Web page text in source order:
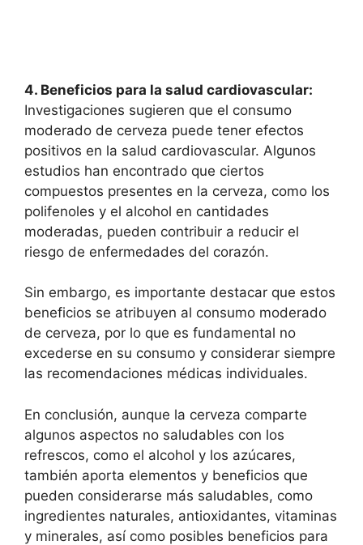
4. Beneficios para la salud cardiovascular:
Investigaciones sugieren que el consumo
moderado de cerveza puede tener efectos
positivos en la salud cardiovascular. Algunos
estudios han encontrado que ciertos
compuestos presentes en la cerveza, como los
polifenoles y el alcohol en cantidades
moderadas, pueden contribuir a reducir el
riesgo de enfermedades del corazón.
Sin embargo, es importante destacar que estos
beneficios se atribuyen al consumo moderado
de cerveza, por lo que es fundamental no
excederse en su consumo y considerar siempre
las recomendaciones médicas individuales.
En conclusión, aunque la cerveza comparte
algunos aspectos no saludables con los
refrescos, como el alcohol y los azúcares,
también aporta elementos y beneficios que
pueden considerarse más saludables, como
ingredientes naturales, antioxidantes, vitaminas
y minerales, así como posibles beneficios para